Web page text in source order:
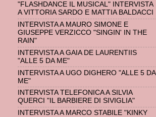
"FLASHDANCE IL MUSICAL" INTERVISTA
A VITTORIA SARDO E MATTIA BALDACCI
INTERVISTA A MAURO SIMONE E
GIUSEPPE VERZICCO "SINGIN' IN THE
RAIN"
INTERVISTA A GAIA DE LAURENTIIS
"ALLE 5 DA ME"
INTERVISTA A UGO DIGHERO "ALLE 5 DA
ME"
INTERVISTA TELEFONICA A SILVIA
QUERCI "IL BARBIERE DI SIVIGLIA"
INTERVISTA A MARCO STABILE "KINKY